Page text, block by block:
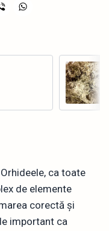
ca toate
de elemente
corectă și
important ca